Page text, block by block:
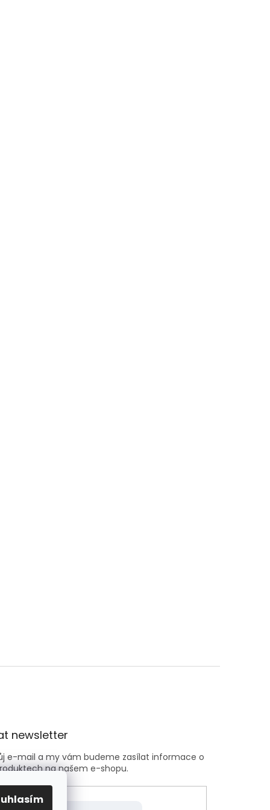
newsletter
e-mail a my vám budeme zasílat informace o
na našem e-shopu.